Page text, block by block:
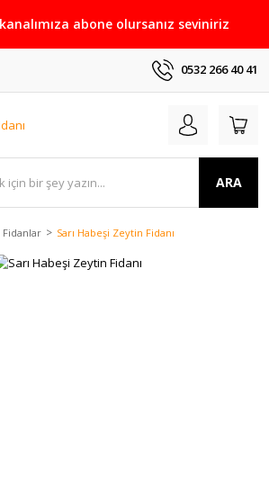
abone olursanız seviniriz
0532 266 40 41
ARA
Sarı Habeşi Zeytin Fidanı